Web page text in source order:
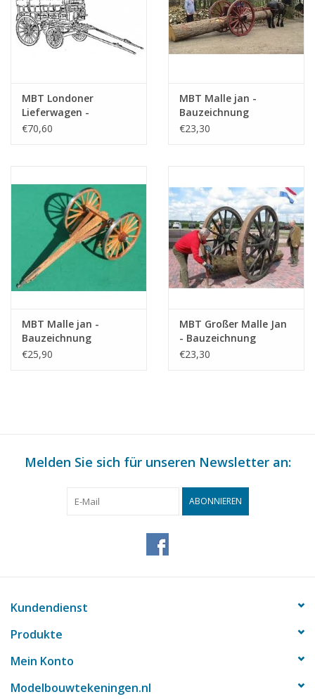
MBT Londoner
Lieferwagen -
Bauzeichnung
€70,60
MBT Malle jan -
Bauzeichnung
Maßstab 1 : 8
€23,30
MBT Malle jan -
Bauzeichnung
Maßstab 1 : 8
€25,90
MBT Großer Malle Jan
- Bauzeichnung
Maßstab 1 : 12
€23,30
Melden Sie sich für unseren Newsletter an:
ABONNIEREN
Kundendienst
Produkte
Mein Konto
Modelbouwtekeningen.nl